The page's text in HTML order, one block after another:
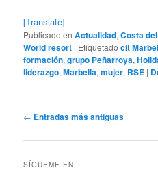
[Translate]
Publicado en Actualidad,Costa
World resort | Etiquetado cit
formación,grupo Peñarroya,
liderazgo,Marbella,mujer, RSE |
Navegación
entradas
← Entradas más antiguas
SÍGUEME EN